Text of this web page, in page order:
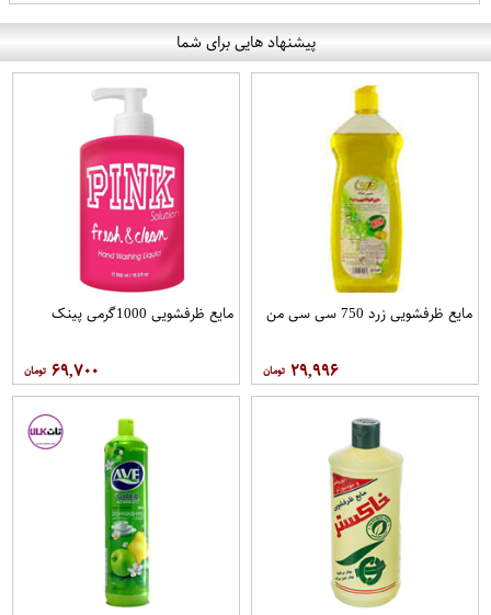
پیشنهاد هایی برای شما
مایع ظرفشویی زرد 750 سی سی من
۲۹,۹۹۶
مایع ظرفشویی 1000گرمی پینک
۶۹,۷۰۰